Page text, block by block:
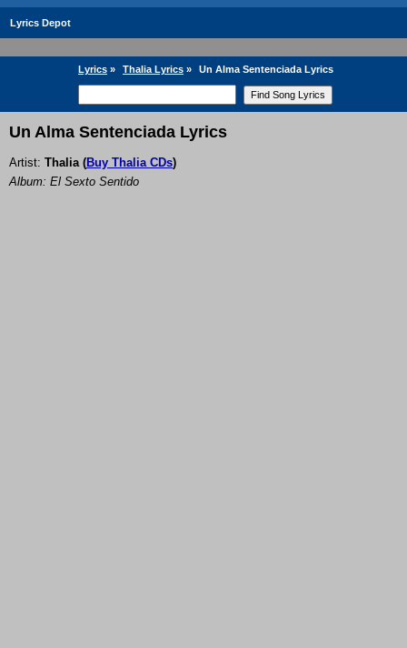
Lyrics Depot
Lyrics » Thalia Lyrics » Un Alma Sentenciada Lyrics
Un Alma Sentenciada Lyrics
Artist: Thalia(Buy Thalia CDs)
Album: El Sexto Sentido